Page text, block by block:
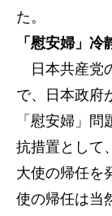
た。
「慰安婦」
日本共産党
で、日本政府
「慰安婦」
抗措置として
大使の帰任を
使の帰任は当